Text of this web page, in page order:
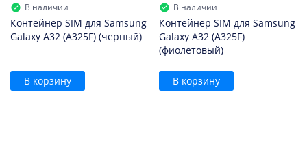
В наличии
Контейнер SIM для Samsung
Galaxy A32 (A325F) (черный)
В корзину
В наличии
Контейнер SIM для Samsung
Galaxy A32 (A325F)
(фиолетовый)
В корзину